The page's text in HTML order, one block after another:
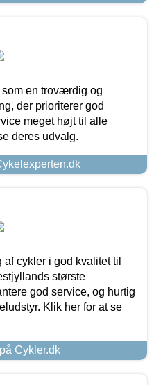
en troværdig og
der prioriterer god
meget højt til alle
deres udvalg.
cykler i god kvalitet til
største
god service, og hurtig
Klik her for at se
Cykler.dk